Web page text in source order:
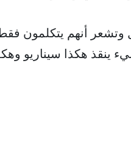
وتشعر أنهم يتكلمون
ينقذ هكذا سيناريو